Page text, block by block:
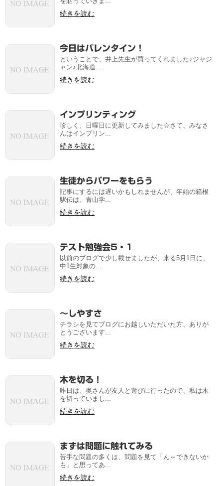
続きを読む
今日はバレンタイン！
ということで、井上先生が買ってくれました♪ジャジ
ャン♪北海道...
続きを読む
インプリンティング
珍しく、日曜日に更新してみました☆さて、みなさ
んはインプリン...
続きを読む
生徒からパワーをもらう
記事にするには遅いかもしれませんが、年始の箱根
駅伝は、青山学...
続きを読む
テスト勉強会5・1
以前のブログで少し載せましたが、来る5月1日に、
中1生対象の...
続きを読む
～しやすさ
チラシを見てブログにお越しいただいた方、ありが
とうございます...
続きを読む
木を切る！
昨日は、奥さんが友人と遊びに行ったので、私は木
を切っていまし...
続きを読む
まずは問題に触れてみる
苦手な問題の多くは、問題を見て「ん～できないか
も」と思ってあ...
続きを読む